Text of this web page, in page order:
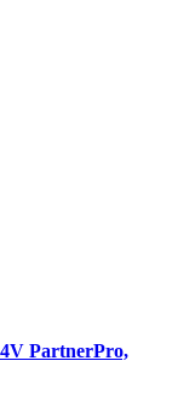
PartnerPro,